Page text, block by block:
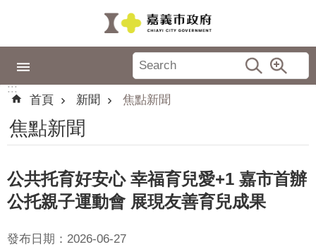
政
專
區
城
品
牌
識
:::
首頁
新聞 焦點新聞
焦點新聞
公共托育好安心 幸福育兒愛+1 嘉市首辦
公托親子運動會 展現友善育兒成果
發布日期：2026-06-27